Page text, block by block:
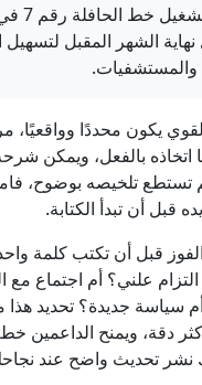
إعادة
نهاية الشهر المقبل
والمستشفيات.
يكون محددًا وواقعيًا،
بالفعل، ويمكن
تستطع تلخيصه بوضوح،
قبل أن تبدأ الكتابة.
قبل أن تكتب كلمة
التزام علني؟ أم اجتماع مع
سياسة جديدة؟ تحديد هذا
دقة، ويمنح الداعمين خط
نشر تحديث واضح عند